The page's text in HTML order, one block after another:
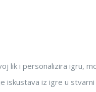
lik i personalizira igru,
iskustava iz igre u